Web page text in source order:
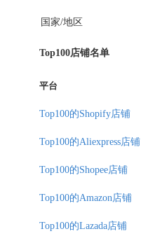
国家/地区
Top100店铺名单
平台
Top100的Shopify店铺
Top100的Aliexpress店铺
Top100的Shopee店铺
Top100的Amazon店铺
Top100的Lazada店铺